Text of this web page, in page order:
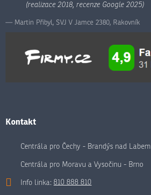
(realizace 2018, recenze Google 2025)
Martin Přibyl, SVJ V Jamce 2380, Rakovník
Kontakt
Centrála pro Čechy - Brandýs nad Labem
Centrála pro Moravu a Vysočinu - Brno
Info linka:810 888 810